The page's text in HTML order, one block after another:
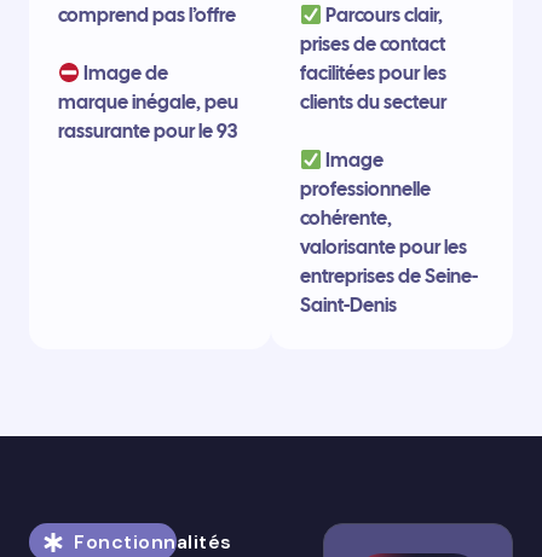
comprend pas l’offre
Image de
marque inégale, peu
rassurante pour le 93
Parcours clair,
prises de contact
facilitées pour les
clients du secteur
Image
professionnelle
cohérente,
valorisante pour les
entreprises de Seine-
Saint-Denis
Fonctionnalités